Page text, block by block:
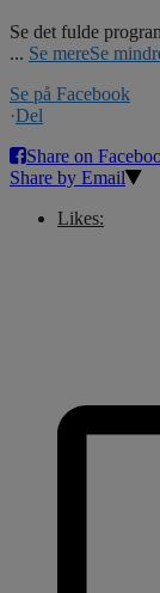
Se det fulde
... Se mereSe
Se på Facebook
·Del
Share on
Share by Email
Likes: